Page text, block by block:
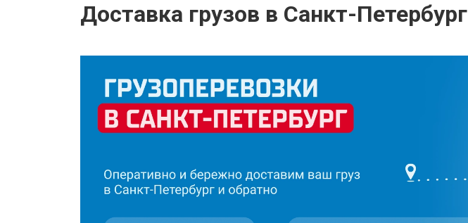
Доставка грузов в Санкт-Петербург